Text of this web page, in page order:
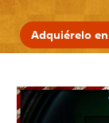
Adquiérelo